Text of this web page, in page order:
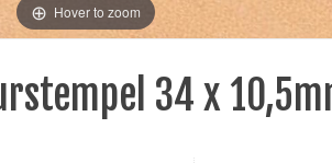
Hover to zoom
34 x